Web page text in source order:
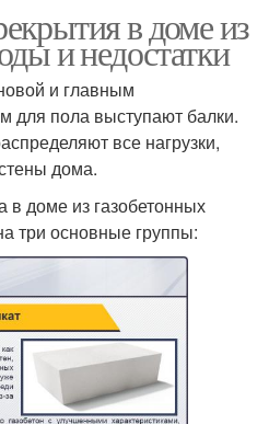
в доме из
и недостатки
и главным
пола выступают балки.
все нагрузки,
дома.
в доме из газобетонных
три основные группы: